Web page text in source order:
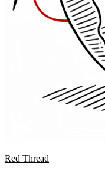
Red Thread